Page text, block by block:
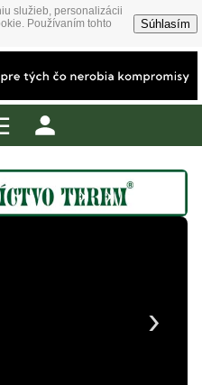
služieb, personalizácii
Používaním tohto
Súhlasím
›